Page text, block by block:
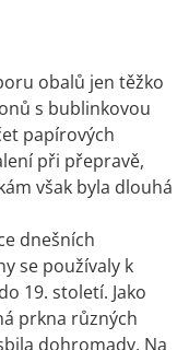
obalů jen těžko
s bublinkovou
papírových
při přepravě,
však byla dlouhá
dnešních
se používaly k
19. století. Jako
prkna různých
dohromady. Na